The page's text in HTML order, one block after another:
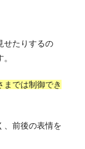
せたりするの
までは制御でき
、前後の表情を